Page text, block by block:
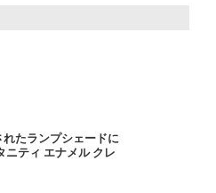
たランプシェードに
ニティ エナメル クレ